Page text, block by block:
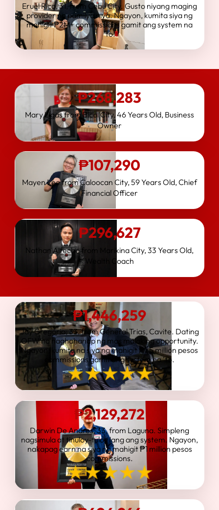
Eruel Rico, 31, from Cebu City. Gusto niyang maging
provider ng pamilya niya. Ngayon, kumita siya ng
mahigit ₱2M+ commissions gamit ang system na
’to.
₱268,283
Mary Llgas from Bicol City, 46 Years Old, Business
Owner
₱107,290
Mayen Lee from Caloocan City, 59 Years Old, Chief
Financial Officer
₱296,627
Nathan Alfeche from Marikina City, 33 Years Old,
Wealth Coach
₱1,446,259
Jay Gregorio, 33, from General Trias, Cavite. Dating
OFW na naghahanap ng mas malaking opportunity.
Ngayon, kumita na siya ng mahigit ₱1.5 million pesos
commissions gamit ang system na ’to.
₱2,129,272
Darwin De Andres, 33, from Laguna. Simpleng
nagsimula at tinuloy-tuloy lang ang system. Ngayon,
nakapag earn na siya ng mahigit ₱1 million pesos
commissions.